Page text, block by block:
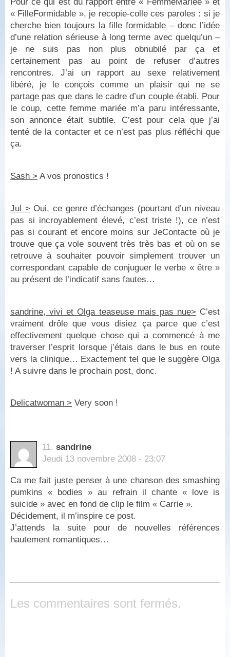
« FilleFormidable », je recopie-colle ces paroles : si je
cherche bien toujours la fille formidable – donc l’idée
d’une relation sérieuse à long terme avec quelqu’un –
je ne suis pas non plus obnubilé par ça et
certainement pas au point de refuser d’autres
rencontres. J’ai un rapport au sexe relativement
libéré, je le conçois comme un plaisir qui ne se
partage pas que dans le cadre d’un couple établi. Pour
le coup, cette femme mariée m’a paru intéressante,
son annonce était subtile. C’est pour cela que j’ai
tenté de la contacter et ce n’est pas plus réfléchi que
ça.
Sash > A vos pronostics !
Jul > Oui, ce genre d’échanges (pourtant d’un niveau
pas si incroyablement élevé, c’est triste !), ce n’est
pas si courant et encore moins sur JeContacte où je
trouve que ça vole souvent très très bas et où on se
retrouve à souhaiter pouvoir simplement trouver un
correspondant capable de conjuguer le verbe « être »
au présent de l’indicatif sans fautes…
sandrine, vivi et Olga teaseuse mais pas nue> C’est
vraiment drôle que vous disiez ça parce que c’est
effectivement quelque chose qui a commencé à me
traverser l’esprit lorsque j’étais dans le bus en route
vers la clinique… Exactement tel que le suggère Olga
! A suivre dans le prochain post, donc.
Delicatwoman > Very soon !
11. sandrine
Jeudi 13 novembre 2008 - 23:07
Ca me fait juste penser à une chanson des smashing
pumkins « bodies » au refrain il chante « love is
suicide » avec en fond de clip le film « Carrie ».
Décidement, il m’inspire ce post.
J’attends la suite pour de nouvelles références
hautement romantiques…
Les commentaires sont fermés.